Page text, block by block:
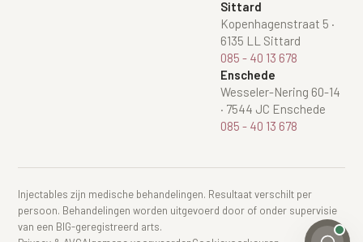
Sittard
Kopenhagenstraat 5 ·
6135 LL Sittard
085 - 40 13 678
Enschede
Wesseler-Nering 60-14
· 7544 JC Enschede
085 - 40 13 678
Injectables zijn medische behandelingen. Resultaat verschilt per
persoon. Behandelingen worden uitgevoerd door of onder supervisie
van een BIG-geregistreerd arts.